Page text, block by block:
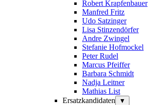
Robert Krapfenbauer
Manfred Fritz
Udo Satzinger
Lisa Stinzendörfer
Andre Zwingel
Stefanie Hofmockel
Peter Rudel
Marcus Pfeiffer
Barbara Schmidt
Nadja Leitner
Mathias List
Ersatzkandidaten
▼